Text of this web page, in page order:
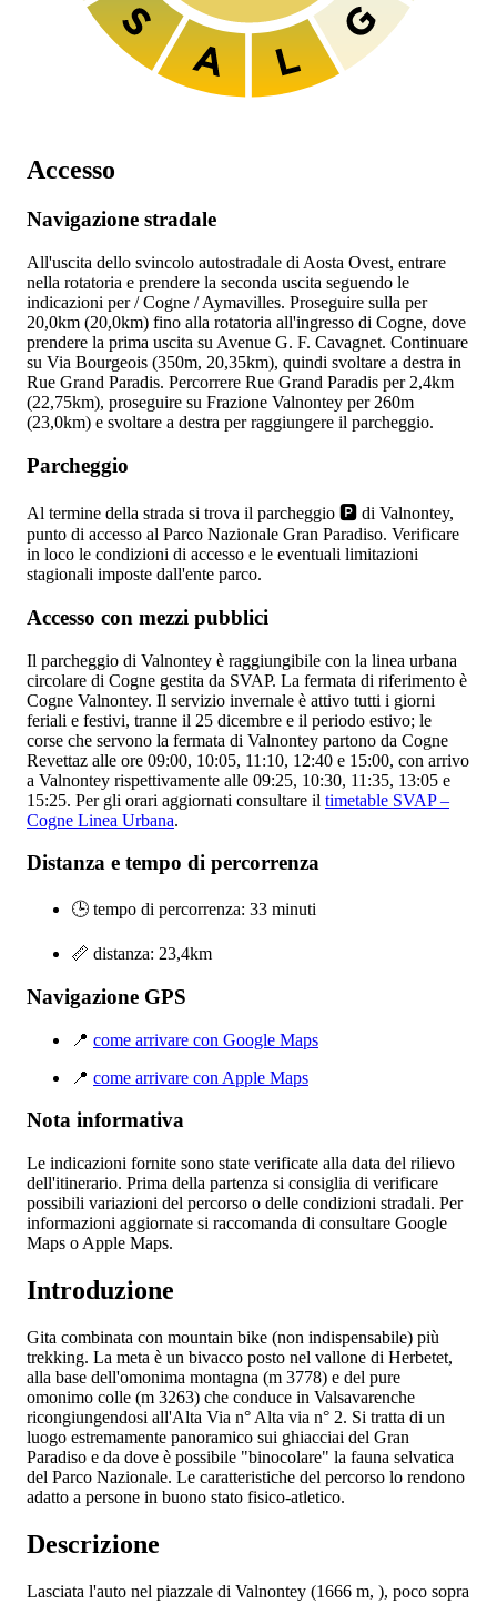
Accesso
Navigazione stradale
All'uscita dello svincolo autostradale di Aosta Ovest, entrare
nella rotatoria e prendere la seconda uscita seguendo le
indicazioni per/ Cogne / Aymavilles. Proseguire sulla per
20,0km (20,0km) fino alla rotatoria all'ingresso di Cogne, dove
prendere la prima uscita su Avenue G. F. Cavagnet. Continuare
su Via Bourgeois (350m, 20,35km), quindi svoltare a destra in
Rue Grand Paradis. Percorrere Rue Grand Paradis per 2,4km
(22,75km), proseguire su Frazione Valnontey per 260m
(23,0km) e svoltare a destra per raggiungere il parcheggio.
Parcheggio
Al termine della strada si trova il parcheggio 🅿️ di Valnontey,
punto di accesso al Parco Nazionale Gran Paradiso. Verificare
in loco le condizioni di accesso e le eventuali limitazioni
stagionali imposte dall'ente parco.
Accesso con mezzi pubblici
Il parcheggio di Valnontey è raggiungibile con la linea urbana
circolare di Cogne gestita da SVAP. La fermata di riferimento è
Cogne Valnontey. Il servizio invernale è attivo tutti i giorni
feriali e festivi, tranne il 25 dicembre e il periodo estivo; le
corse che servono la fermata di Valnontey partono da Cogne
Revettaz alle ore 09:00, 10:05, 11:10, 12:40 e 15:00, con arrivo
a Valnontey rispettivamente alle 09:25, 10:30, 11:35, 13:05 e
15:25. Per gli orari aggiornati consultare il timetable SVAP –
Cogne Linea Urbana.
Distanza e tempo di percorrenza
🕒 tempo di percorrenza: 33 minuti
📏 distanza: 23,4km
Navigazione GPS
📍 come arrivare con Google Maps
📍 come arrivare con Apple Maps
Nota informativa
Le indicazioni fornite sono state verificate alla data del rilievo
dell'itinerario. Prima della partenza si consiglia di verificare
possibili variazioni del percorso o delle condizioni stradali. Per
informazioni aggiornate si raccomanda di consultare Google
Maps o Apple Maps.
Introduzione
Gita combinata con mountain bike (non indispensabile) più
trekking. La meta è un bivacco posto nel vallone di Herbetet,
alla base dell'omonima montagna (m 3778) e del pure
omonimo colle (m 3263) che conduce in Valsavarenche
ricongiungendosi all'Alta Via n° Alta via n° 2. Si tratta di un
luogo estremamente panoramico sui ghiacciai del Gran
Paradiso e da dove è possibile "binocolare" la fauna selvatica
del Parco Nazionale. Le caratteristiche del percorso lo rendono
adatto a persone in buono stato fisico-atletico.
Descrizione
Lasciata l'auto nel piazzale di Valnontey (1666 m, ), poco sopra